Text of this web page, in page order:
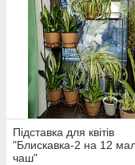
Підставка для квітів
"Блискавка-2 на 12
чаш"